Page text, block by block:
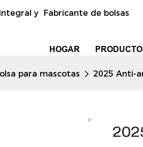
y Fabricante de bolsas
HOGAR
para mascotas 2025 Anti-